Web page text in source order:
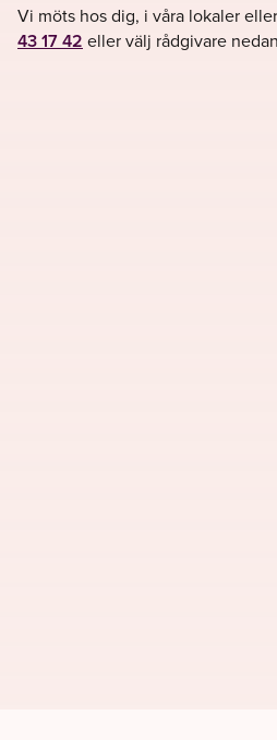
Vi möts hos dig, i våra lokaler
43 17 42 eller välj rådgivare